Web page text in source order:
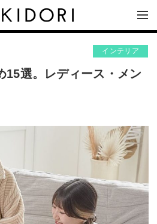
インテリア
15選。レディース・メン